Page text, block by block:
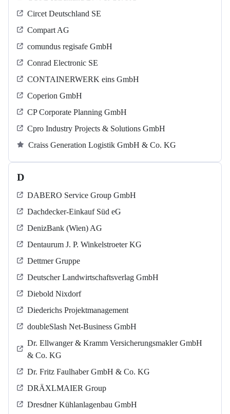
Circet Deutschland SE
Compart AG
comundus regisafe GmbH
Conrad Electronic SE
CONTAINERWERK eins GmbH
Coperion GmbH
CP Corporate Planning GmbH
Cpro Industry Projects & Solutions GmbH
Craiss Generation Logistik GmbH & Co. KG
D
DABERO Service Group GmbH
Dachdecker-Einkauf Süd eG
DenizBank (Wien) AG
Dentaurum J. P. Winkelstroeter KG
Dettmer Gruppe
Deutscher Landwirtschaftsverlag GmbH
Diebold Nixdorf
Diederichs Projektmanagement
doubleSlash Net-Business GmbH
Dr. Ellwanger & Kramm Versicherungsmakler GmbH
& Co. KG
Dr. Fritz Faulhaber GmbH & Co. KG
DRÄXLMAIER Group
Dresdner Kühlanlagenbau GmbH